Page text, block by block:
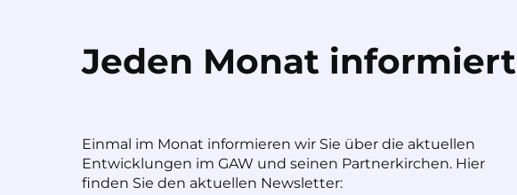
Jeden Monat informiert
Einmal im Monat informieren wir Sie über die aktuellen
Entwicklungen im GAW und seinen Partnerkirchen. Hier
finden Sie den aktuellen Newsletter: